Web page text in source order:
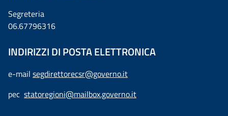
Segreteria
06.67796316
INDIRIZZI DI POSTA ELETTRONICA
e-mail segdirettorecsr@governo.it
pec statoregioni@mailbox.governo.it